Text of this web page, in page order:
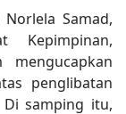
Samad,
Kepimpinan,
penglibatan
samping itu,